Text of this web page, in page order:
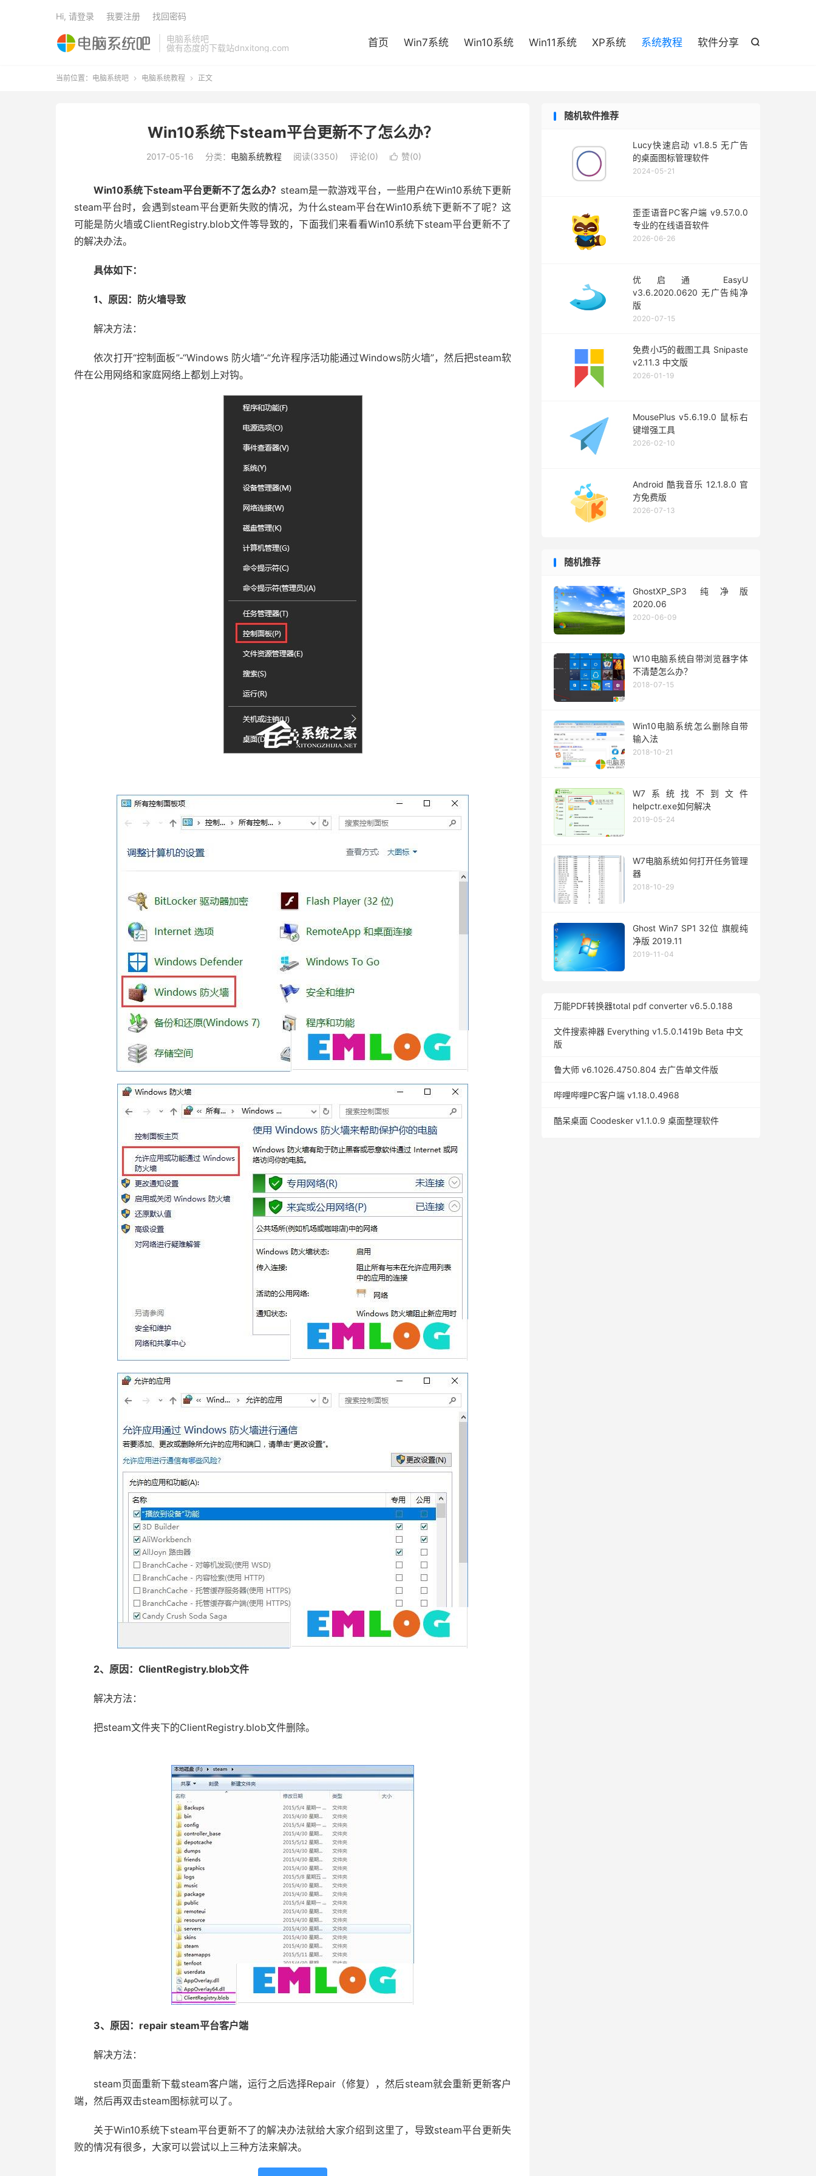
电脑系统吧
做有态度的下载站dnxitong.com

首页 Win7系统 Win10系统 Win11系统 XP系统 系统教程 软件分享
Hi, 请登录 我要注册 找回密码
当前位置： 电脑系统吧  电脑系统教程  正文
Win10系统下steam平台更新不了怎么办？
2017-05-16 分类： 电脑系统教程 阅读(3350) 评论(0)  赞(0)
Win10系统下steam平台更新不了怎么办？ steam是一款游戏平台，一些用户在Win10系统下更新
steam平台时，会遇到steam平台更新失败的情况，为什么steam平台在Win10系统下更新不了呢？这
可能是防火墙或ClientRegistry.blob文件等导致的，下面我们来看看Win10系统下steam平台更新不了
的解决办法。
具体如下：
1、原因：防火墙导致
解决方法：
依次打开“控制面板”-“Windows 防火墙”-“允许程序活功能通过Windows防火墙”，然后把steam软
件在公用网络和家庭网络上都划上对钩。
2、原因：ClientRegistry.blob文件
解决方法：
把steam文件夹下的ClientRegistry.blob文件删除。
3、原因：repair steam平台客户端
解决方法：
steam页面重新下载steam客户端，运行之后选择Repair（修复），然后steam就会重新更新客户
端，然后再双击steam图标就可以了。
关于Win10系统下steam平台更新不了的解决办法就给大家介绍到这里了，导致steam平台更新失
败的情况有很多，大家可以尝试以上三种方法来解决。
随机软件推荐
Lucy快速启动 v1.8.5 无广告
的桌面图标管理软件
2024-05-21
歪歪语音PC客户端 v9.57.0.0
专业的在线语音软件
2026-06-26
优启通 EasyU
v3.6.2020.0620 无广告纯净
版
2020-07-15
免费小巧的截图工具 Snipaste
v2.11.3 中文版
2026-01-19
MousePlus v5.6.19.0 鼠标右
键增强工具
2026-02-10
Android 酷我音乐 12.1.8.0 官
方免费版
2026-07-13
随机推荐
GhostXP_SP3 纯净版
2020.06
2020-06-09
W10电脑系统自带浏览器字体
不清楚怎么办？
2018-07-15
Win10电脑系统怎么删除自带
输入法
2018-10-21
W7系统找不到文件
helpctr.exe如何解决
2019-05-24
W7电脑系统如何打开任务管理
器
2018-10-29
Ghost Win7 SP1 32位 旗舰纯
净版 2019.11
2019-11-04
万能PDF转换器total pdf converter v6.5.0.188
文件搜索神器 Everything v1.5.0.1419b Beta 中文
版
鲁大师 v6.1026.4750.804 去广告单文件版
哔哩哔哩PC客户端 v1.18.0.4968
酷呆桌面 Coodesker v1.1.0.9 桌面整理软件